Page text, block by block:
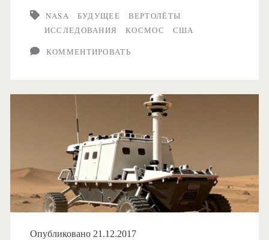
марсианского
NASA
БУДУЩЕЕ
ВЕРТОЛЁТЫ
ИССЛЕДОВАНИЯ
КОСМОС
США
КОММЕНТИРОВАТЬ
Опубликовано 21.12.2017